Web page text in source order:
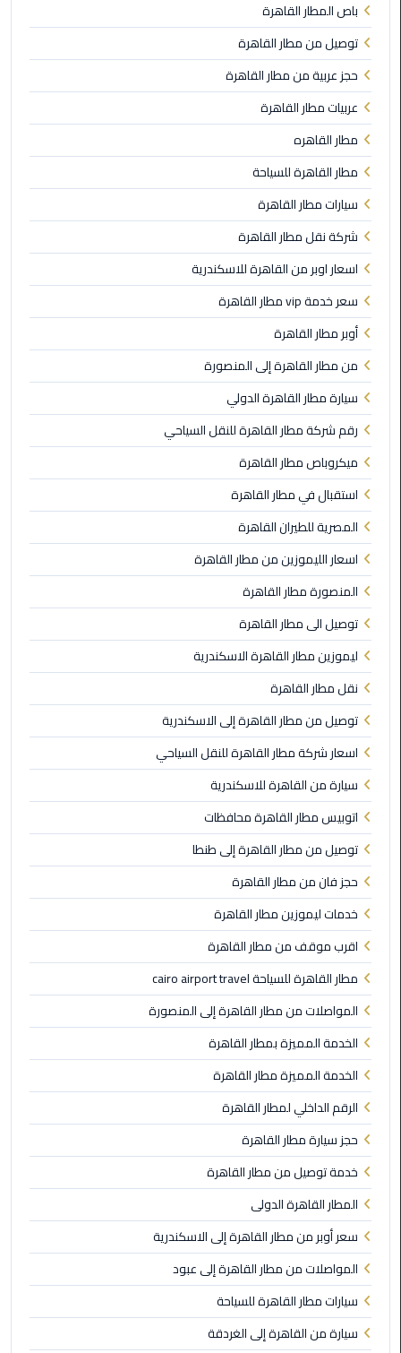
الى
مطار
القاهرة
ليموزين
الدقي
ليموزين
من
القاهرة
للاسكندرية
ليموزين
العجوزه
ليموزين
من
مطار
القاهرة
ليموزين
فيصل
ليموزين
من
مطار
برج
العرب
إلى
القاهرة
ليموزين
الهرم
ليموزين
من
مطار
برج
العرب
الى
الساحل
الشمالي
ليموزين
الفيوم
مطار
القاهرة
ليموزين
ليموزين
دهب
مكاتب
ليموزين
الاسكندرية
ليموزين
مايو
ليموزين
حلوان
باص المطار القاهرة
توصيل من مطار القاهرة
حجز عربية من مطار القاهرة
عربيات مطار القاهرة
مطار القاهره
مطار القاهرة للسياحة
سيارات مطار القاهرة
شركة نقل مطار القاهرة
اسعار اوبر من القاهرة للاسكندرية
سعر خدمة vip مطار القاهرة
أوبر مطار القاهرة
من مطار القاهرة إلى المنصورة
سيارة مطار القاهرة الدولي
رقم شركة مطار القاهرة للنقل السياحي
ميكروباص مطار القاهرة
استقبال في مطار القاهرة
المصرية للطيران القاهرة
اسعار الليموزين من مطار القاهرة
المنصورة مطار القاهرة
توصيل الى مطار القاهرة
ليموزين مطار القاهرة الاسكندرية
نقل مطار القاهرة
توصيل من مطار القاهرة إلى الاسكندرية
اسعار شركة مطار القاهرة للنقل السياحي
سيارة من القاهرة للاسكندرية
اتوبيس مطار القاهرة محافظات
توصيل من مطار القاهرة إلى طنطا
حجز فان من مطار القاهرة
خدمات ليموزين مطار القاهرة
اقرب موقف من مطار القاهرة
مطار القاهرة للسياحة cairo airport travel
المواصلات من مطار القاهرة إلى المنصورة
الخدمة المميزة بمطار القاهرة
الخدمة المميزة مطار القاهرة
الرقم الداخلي لمطار القاهرة
حجز سيارة مطار القاهرة
خدمة توصيل من مطار القاهرة
المطار القاهرة الدولى
سعر أوبر من مطار القاهرة إلى الاسكندرية
المواصلات من مطار القاهرة إلى عبود
سيارات مطار القاهرة للسياحة
سيارة من القاهرة إلى الغردقة